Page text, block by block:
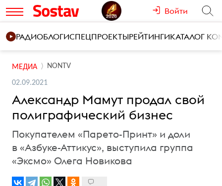
Войти
РАДИОБЛОГИСПЕЦПРОЕКТЫРЕЙТИНГИКАТАЛОГ
МЕДИА NONTV
02.09.2021
Александр Мамут продал свой
полиграфический бизнес
Покупателем «Парето-Принт» и доли
в «Азбуке-Аттикус», выступила группа
«Эксмо» Олега Новикова